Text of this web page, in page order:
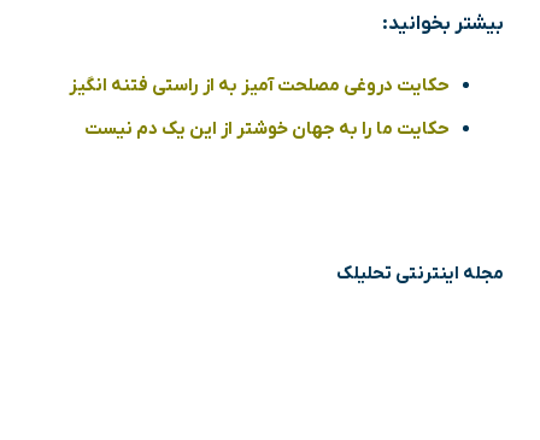
بیشتر بخوانید:
حکایت دروغی مصلحت آمیز به از راستی فتنه انگیز
حکایت ما را به جهان خوشتر از این یک دم نیست
مجله اینترنتی تحلیلک